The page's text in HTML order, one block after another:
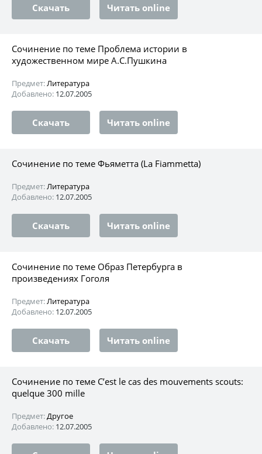
Скачать Читать online
Сочинение по теме Проблема истории в
художественном мире А.С.Пушкина
Предмет:Литература
Добавлено: 12.07.2005
Скачать Читать online
Сочинение по теме Фьяметта (La Fiammetta)
Предмет:Литература
Добавлено: 12.07.2005
Скачать Читать online
Сочинение по теме Образ Петербурга в
произведениях Гоголя
Предмет:Литература
Добавлено: 12.07.2005
Скачать Читать online
Сочинение по теме C’est le cas des mouvements scouts:
quelque 300 mille
Предмет:Другое
Добавлено: 12.07.2005